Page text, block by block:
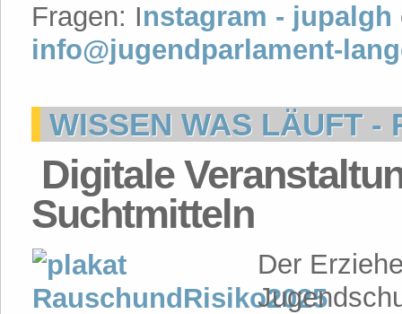
Fragen: Instagram - jupalgh
info@jugendparlament-
WISSEN WAS LÄUFT -
Digitale
Suchtmitteln
Der